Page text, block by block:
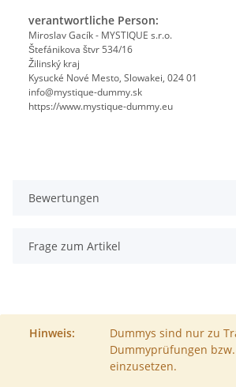
verantwortliche Person:
Miroslav Gacík - MYSTIQUE s.r.o.
Štefánikova štvr 534/16
Žilinský kraj
Kysucké Nové Mesto, Slowakei, 024 01
info@mystique-dummy.sk
https://www.mystique-dummy.eu
Bewertungen
Frage zum Artikel
Hinweis:
Dummys sind nur zu
Dummyprüfungen
einzusetzen.